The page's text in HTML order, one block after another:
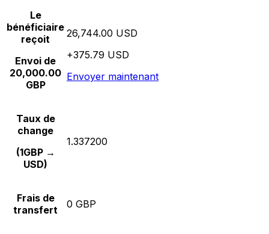
Le
bénéficiaire
reçoit
Envoi de
20,000.00
GBP
26,744.00 USD
+375.79 USD
Envoyer maintenant
Taux de
change
(1GBP →
USD)
1.337200
Frais de
transfert
0 GBP